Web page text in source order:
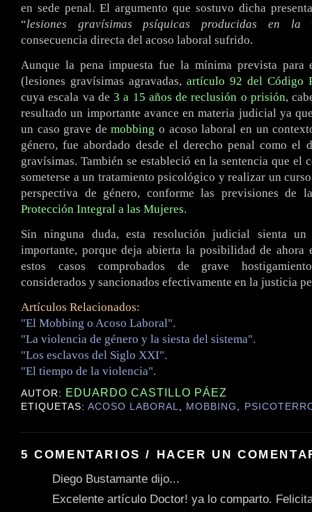
en sede penal. El argumento que sostuvo dicha
“lesiones gravísimas psíquicas producidas en la
consecuencia directa del acoso laboral sufrido.
Aunque la pena impuesta fue la mínima prevista para
(lesiones gravísimas agravadas, artículo 92 del Código
cuya escala va de3 a 15 años de reclusión o prisión,
resultado un importante avance en materia judicial ya
un caso grave demobbingo acoso laboral en un
género, fue abordado desde el derecho penal como el
gravísimas. También se estableció en la sentencia que el
someterse a un tratamiento psicológico y realizar un
perspectiva de género, conforme las previsiones de
Protección Integral a las Mujeres.
Sin ninguna duda, esta resolución judicial sienta un
importante, porque deja abierta la posibilidad de ahora
estos casos comprobados de grave
considerados y sancionados efectivamente en la justicia
Artículos Relacionados:
"El Mobbing o Acoso Laboral".
"La violencia de género y la siesta del sistema".
"Los esclavos del Siglo XXI".
"El tiempo de la violencia".
AUTOR: EDUARDO CASTILLO PÁEZ
ETIQUETAS:ACOSO LABORAL, MOBBING ,
5 COMENTARIOS / HACER UN
Diego Bustamante dijo...
Excelente artículo Doctor! ya lo comparto.